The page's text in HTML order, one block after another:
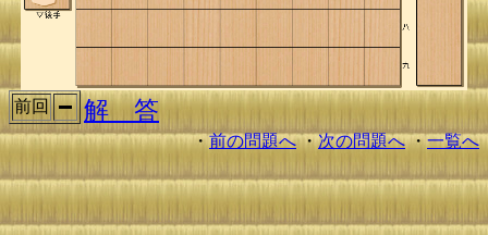
前回 解 答
・前の問題へ・次の問題へ・一覧へ